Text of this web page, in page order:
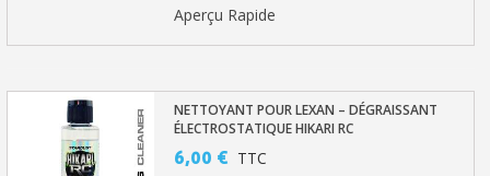
Aperçu Rapide
NETTOYANT POUR LEXAN – DÉGRAISSANT
ÉLECTROSTATIQUE HIKARI RC
6,00 € TTC